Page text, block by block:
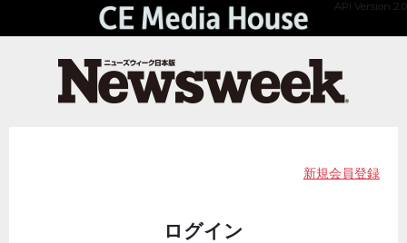
API Version 2.0
新規会員登録
ログイン